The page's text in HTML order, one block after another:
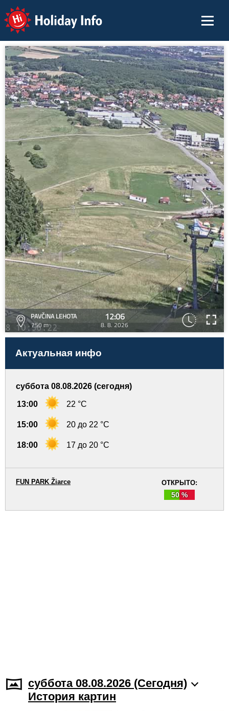
Holiday Info
PAVČINA LEHOTA
750 m
12:06
8. 8. 2026
Актуальная инфо
суббота 08.08.2026 (сегодня)
13:00 22 °C
15:00 20 до 22 °C
18:00 17 до 20 °C
ОТКРЫТО:
50 %
FUN PARK Žiarce
суббота 08.08.2026 (Cегодня)
История картин